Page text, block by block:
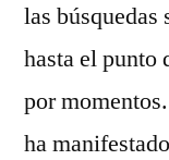
las búsquedas
hasta el punto
por
ha